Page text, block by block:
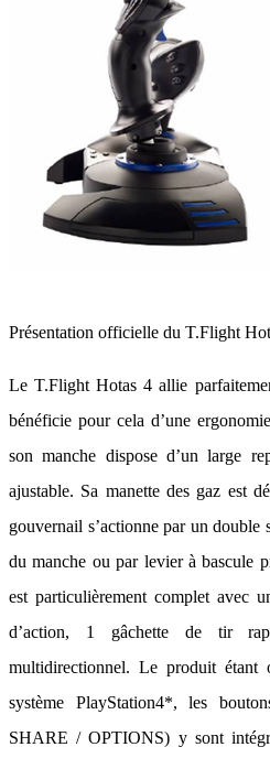
Présentation officielle du T.Flight
Le T.Flight Hotas 4 allie
bénéficie pour cela d’une
son manche dispose d’un large
ajustable. Sa manette des gaz est
gouvernail s’actionne par un
du manche ou par levier à bascule
est particulièrement complet avec
d’action, 1 gâchette de tir
multidirectionnel. Le produit étant
système PlayStation4*, les
SHARE / OPTIONS) y sont